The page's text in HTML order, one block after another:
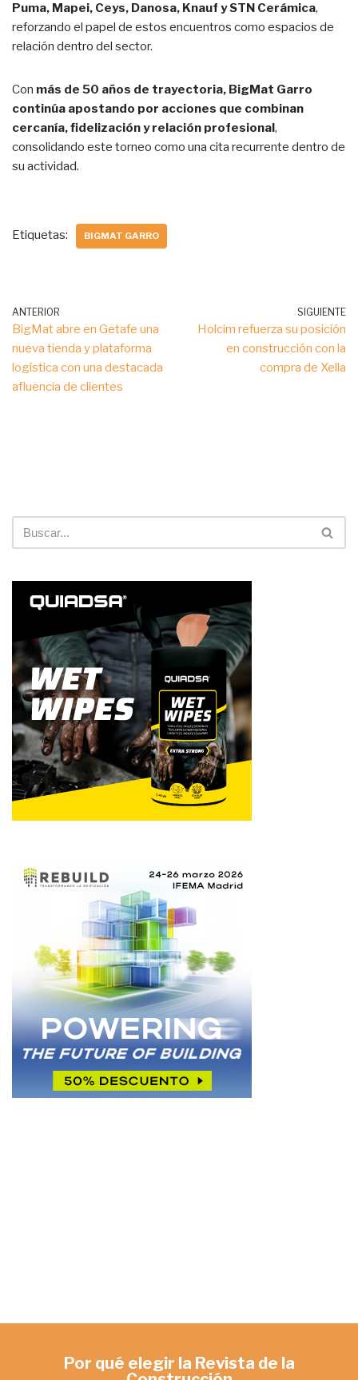
Puma, Mapei, Ceys, Danosa, Knauf y STN Cerámica,
reforzando el papel de estos encuentros como espacios de
relación dentro del sector.
Con más de 50 años de trayectoria, BigMat Garro
continúa apostando por acciones que combinan
cercanía, fidelización y relación profesional,
consolidando este torneo como una cita recurrente dentro de
su actividad.
Etiquetas: BIGMAT GARRO
ANTERIOR
BigMat abre en Getafe una
nueva tienda y plataforma
logística con una destacada
afluencia de clientes
SIGUIENTE
Holcim refuerza su posición
en construcción con la
compra de Xella
Por qué elegir la Revista de la